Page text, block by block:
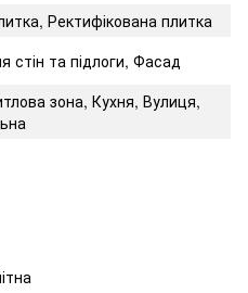
Ректифікована плитка
стін та підлоги, Фасад
зона, Кухня, Вулиця,